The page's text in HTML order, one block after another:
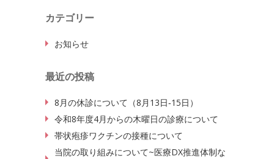
カテゴリー
お知らせ
最近の投稿
8月の休診について（8月13日‐15日）
令和8年度4月からの木曜日の診療について
帯状疱疹ワクチンの接種について
当院の取り組みについて~医療DX推進体制な